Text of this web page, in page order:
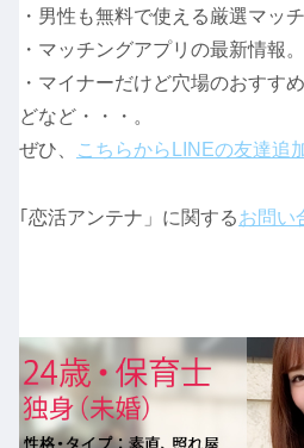
・男性も無料で使える厳選マッ
・マッチングアプリの最新情報。
・マイナーだけど穴場のおす
どなど・・・。
ぜひ、
こちらからLINEの友達追
｢恋活アンテナ」に関するお問い